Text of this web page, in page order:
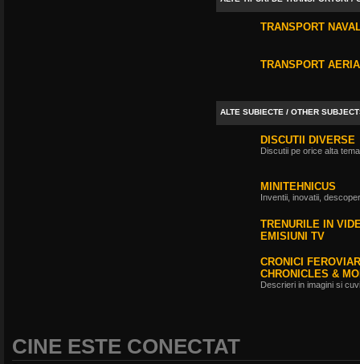
TRANSPORT
TRANSPORT
ALTE SUBIECTE / OTHER
DISCUTII DIVERSE
Discutii pe orice alta
MINITEHNICUS
Inventii, inovatii,
TRENURILE IN
EMISIUNI TV
CRONICI
CHRONICLES &
Descrieri in imagini si
CINE ESTE CONECTAT